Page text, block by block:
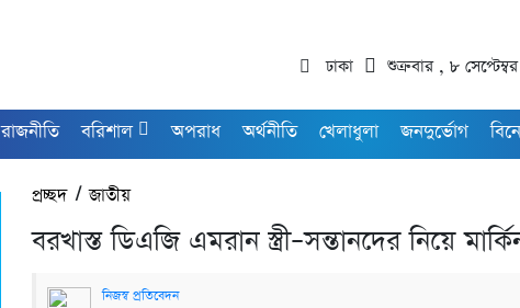
ঢাকা শুক্রবার , ৮
রাজনীতি বরিশাল অপরাধ অর্থনীতি খেলাধুলা জনদুর্ভোগ
প্রচ্ছদ/জাতীয়
বরখাস্ত ডিএজি এমরান স্ত্রী–সন্তানদের নিয়ে
নিজস্ব প্রতিবেদন